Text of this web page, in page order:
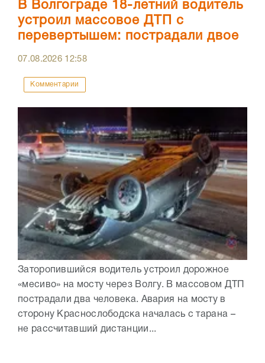
В Волгограде 18-летний водитель
устроил массовое ДТП с
перевертышем: пострадали двое
07.08.2026 12:58
Комментарии
Заторопившийся водитель устроил дорожное
«месиво» на мосту через Волгу. В массовом ДТП
пострадали два человека. Авария на мосту в
сторону Краснослободска началась с тарана –
не рассчитавший дистанции...